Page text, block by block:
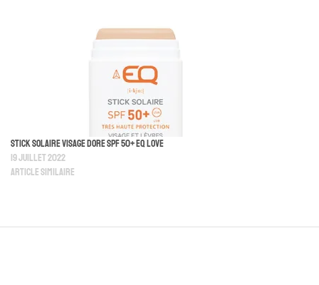
Stick Solaire Visage Dore SPF 50+ EQ love
19 juillet 2022
Article similaire